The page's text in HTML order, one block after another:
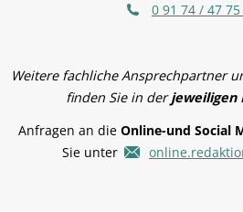
0 91 74 / 47
Weitere fachliche Ansprechpartner
finden Sie in derjeweiligen
Anfragen an die Online-und Social
Sie unter